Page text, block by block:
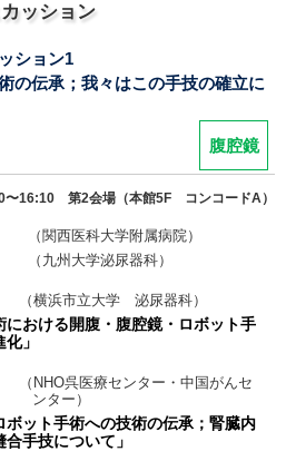
ッション
ション1
の伝承；我々はこの手技の確立に
腹腔鏡
16:10 第2会場（本館5F コンコードA）
（関西医科大学附属病院）
（九州大学泌尿器科）
（横浜市立大学 泌尿器科）
における開腹・腹腔鏡・ロボット手
」
（NHO呉医療センター・中国がんセ
ンター）
ボット手術への技術の伝承；腎臓内
手技について」